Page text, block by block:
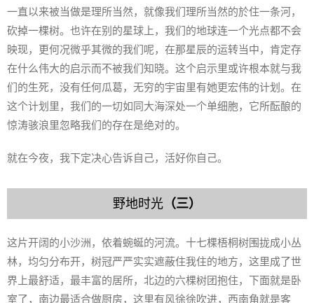
一直以来被当做是理所当然，就像我们理所当然的於住一条河，
砍掉一棵树。也许在别的星球上，我们的地球连一个光点都不会
映现，更何况微乎其微的我们呢，在那星辰的运转当中，肯定存
在什么伟大的启示而不被我们知晓。这个启示里或许根本就与我
们的生死，没有任何瓜葛，无穷的宇宙里有她更宏伟的计划。在
这个计划里，我们的一切如同大海深处一个单细胞，它所酝酿的
惊涛骇浪里忽略我们的存在是绝对的。
就在今夜，我下定决心告诉自己，活好你自己。
野地时光 （三）
这片开阔的小沙洲，依着蜿蜒的河流。十七棵梧桐树围拢成小丛
林，均匀分布开，树冠严严实实遮蔽住我住的地方，这里成了世
界上最舒适，最丰富的居所，北边的六棵树团抱住，下面就是卧
室了，南边最适合做厨房，这里有风徐徐吹进，西南角就是客